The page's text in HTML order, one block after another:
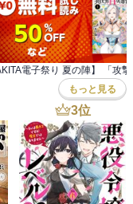
もっと見る
3位